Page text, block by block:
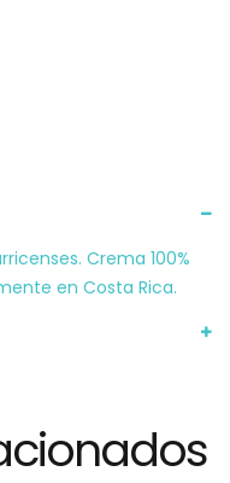
Crema 100%
en Costa Rica.